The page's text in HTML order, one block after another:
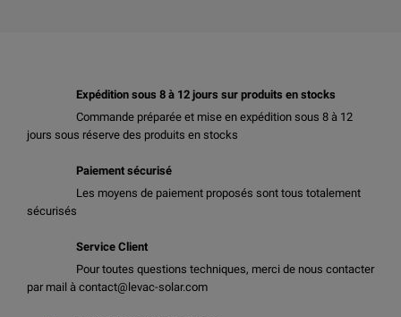
Expédition sous 8 à 12 jours sur produits en stocks
Commande préparée et mise en expédition sous 8 à 12
jours sous réserve des produits en stocks
Paiement sécurisé
Les moyens de paiement proposés sont tous totalement
sécurisés
Service Client
Pour toutes questions techniques, merci de nous contacter
par mail à contact@levac-solar.com